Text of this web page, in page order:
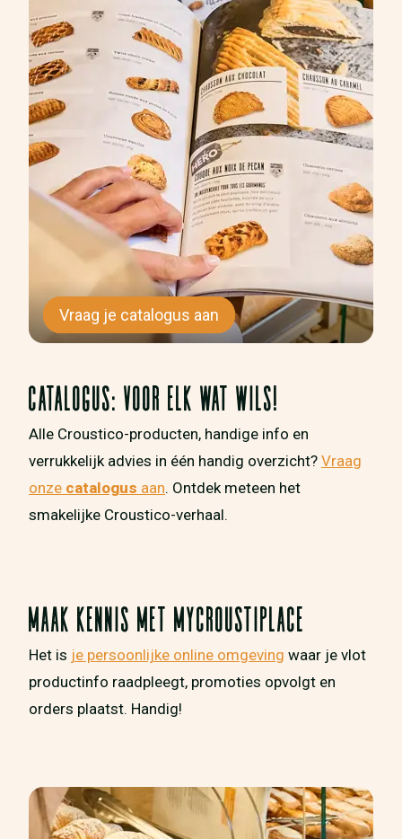
Vraag je catalogus aan
CATALOGUS: VOOR ELK WAT WILS!
Alle Croustico-producten, handige info en
verrukkelijk advies in één handig overzicht? Vraag
onze catalogus aan. Ontdek meteen het
smakelijke Croustico-verhaal.
MAAK KENNIS MET MYCROUSTIPLACE
Het is je persoonlijke online omgeving waar je vlot
productinfo raadpleegt, promoties opvolgt en
orders plaatst. Handig!